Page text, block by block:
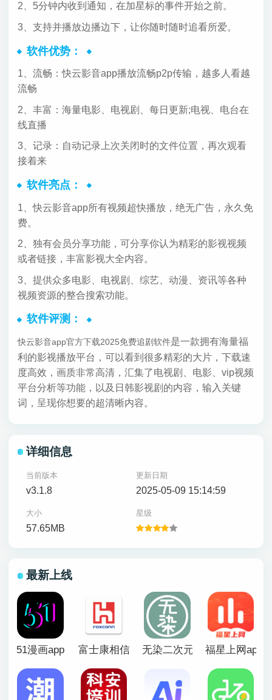
2、5分钟内收到通知，在加星标的事件开始之前。
3、支持并播放边播边下，让你随时随时追看所爱。
软件优势：
1、流畅：快云影音app播放流畅p2p传输，越多人看越
流畅
2、丰富：海量电影、电视剧、每日更新;电视、电台在
线直播
3、记录：自动记录上次关闭时的文件位置，再次观看
接着来
软件亮点：
1、快云影音app所有视频超快播放，绝无广告，永久免
费。
2、独有会员分享功能，可分享你认为精彩的影视视频
或者链接，丰富影视大全内容。
3、提供众多电影、电视剧、综艺、动漫、资讯等各种
视频资源的整合搜索功能。
软件评测：
快云影音app官方下载2025免费追剧软件是一款拥有海量福
利的影视播放平台，可以看到很多精彩的大片，下载速
度高效，画质非常高清，汇集了电视剧、电影、vip视频
平台分析等功能，以及日韩影视剧的内容，输入关键
词，呈现你想要的超清晰内容。
详细信息
当前版本
v3.1.8
更新日期
2025-05-09 15:14:59
大小
57.65MB
星级
最新上线
51漫画app 富士康相信app官方版无染二次元漫画app福星上网app